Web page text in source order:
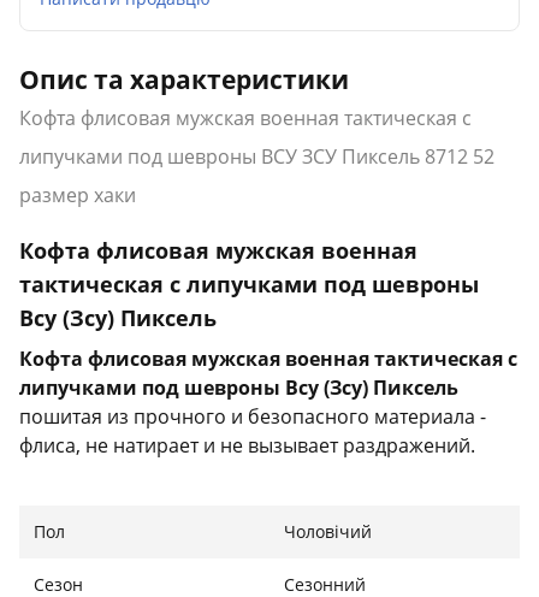
Опис та характеристики
Кофта флисовая мужская военная тактическая с
липучками под шевроны ВСУ ЗСУ Пиксель 8712 52
размер хаки
Кофта флисовая мужская военная
тактическая с липучками под шевроны
Всу (Зсу) Пиксель
Кофта флисовая мужская военная тактическая с
липучками под шевроны Всу (Зсу) Пиксель
пошитая из прочного и безопасного материала -
флиса, не натирает и не вызывает раздражений.
Тип: кофта тактическая
Пол Чоловічий
Сезон Сезонний